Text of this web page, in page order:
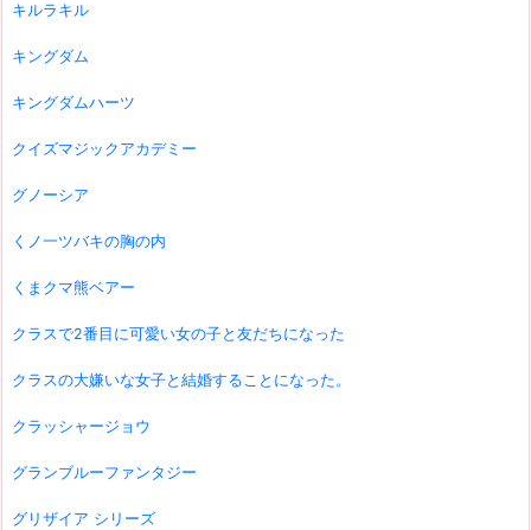
キルラキル
キングダム
キングダムハーツ
クイズマジックアカデミー
グノーシア
くノ一ツバキの胸の内
くまクマ熊ベアー
クラスで2番目に可愛い女の子と友だちになった
クラスの大嫌いな女子と結婚することになった。
クラッシャージョウ
グランブルーファンタジー
グリザイア シリーズ